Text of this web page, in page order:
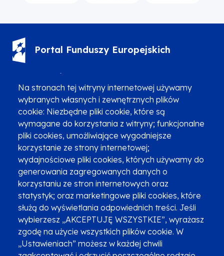
Na stronach tej witryny internetowej używamy
wybranych własnych i zewnętrznych plików
cookie: Niezbędne pliki cookie, które są
wymagane do korzystania z witryny; funkcjonalne
pliki cookies, umożliwiające wygodniejsze
korzystanie ze strony internetowej;
wydajnościowe pliki cookies, których używamy do
generowania zagregowanych danych o
korzystaniu ze stron internetowych oraz
statystyk; oraz marketingowe pliki cookies, które
służą do wyświetlania odpowiednich treści. Jeśli
wybierzesz „AKCEPTUJĘ WSZYSTKIE”, wyrażasz
zgodę na użycie wszystkich plików cookie. W
„Ustawieniach” możesz w każdej chwili
Portal Funduszy Europejskich
Zgłoszenia podejrzenia niezgodności z KPP i KPON
Newsletter
Fundusze SMS-em
Najczęściej zadawane pytania
Promocja projektu
Zobacz inne programy
Poznaj Fundusze 2014-2020
Deklaracja dostępności
Polityka prywatności